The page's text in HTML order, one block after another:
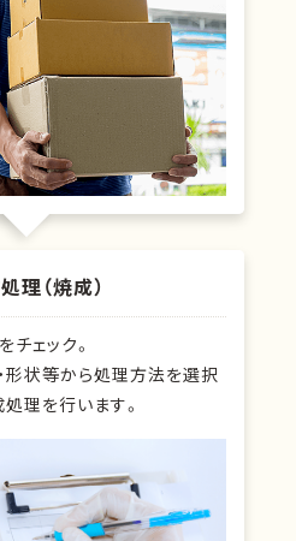
理（焼成）
ェック。
形状等から処理方法を選択
理を行います。